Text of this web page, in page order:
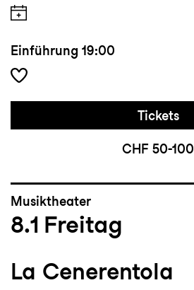
Einführung 19:00
Tickets
CHF 50-100
Musiktheater
8.1 Freitag
La Cenerentola